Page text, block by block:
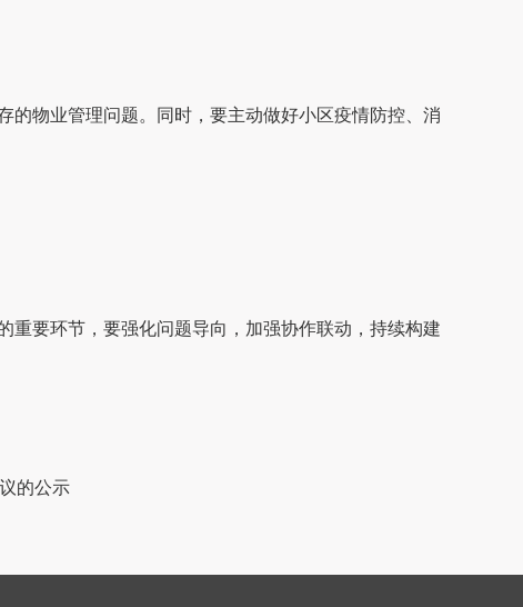
的物业管理问题。同时，要主动做好小区疫情防控、消
重要环节，要强化问题导向，加强协作联动，持续构建
的公示